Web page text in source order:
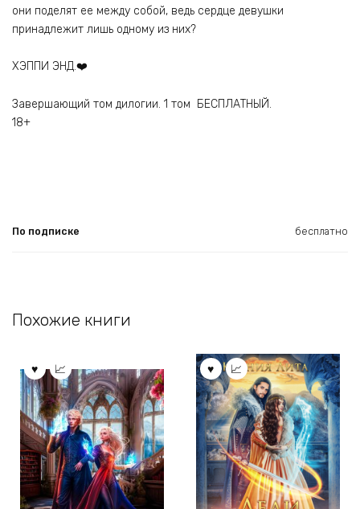
они поделят ее между собой, ведь сердце девушки
принадлежит лишь одному из них?
ХЭППИ ЭНД.‍❤️‍
Завершающий том дилогии. 1 том БЕСПЛАТНЫЙ.
18+
По подписке бесплатно
Похожие книги